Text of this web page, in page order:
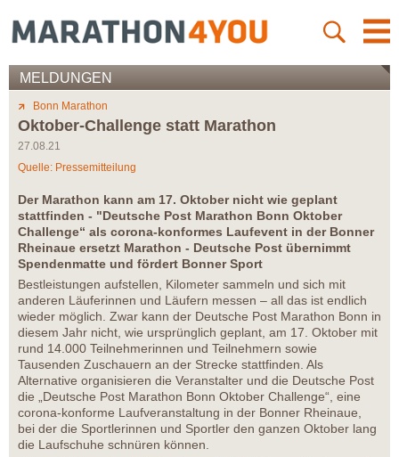
MELDUNGEN
Bonn Marathon
Oktober-Challenge statt Marathon
27.08.21
Quelle: Pressemitteilung
Der Marathon kann am 17. Oktober nicht wie geplant
stattfinden - "Deutsche Post Marathon Bonn Oktober
Challenge“ als corona-konformes Laufevent in der Bonner
Rheinaue ersetzt Marathon - Deutsche Post übernimmt
Spendenmatte und fördert Bonner Sport
Bestleistungen aufstellen, Kilometer sammeln und sich mit
anderen Läuferinnen und Läufern messen – all das ist endlich
wieder möglich. Zwar kann der Deutsche Post Marathon Bonn in
diesem Jahr nicht, wie ursprünglich geplant, am 17. Oktober mit
rund 14.000 Teilnehmerinnen und Teilnehmern sowie
Tausenden Zuschauern an der Strecke stattfinden. Als
Alternative organisieren die Veranstalter und die Deutsche Post
die „Deutsche Post Marathon Bonn Oktober Challenge“, eine
corona-konforme Laufveranstaltung in der Bonner Rheinaue,
bei der die Sportlerinnen und Sportler den ganzen Oktober lang
die Laufschuhe schnüren können.